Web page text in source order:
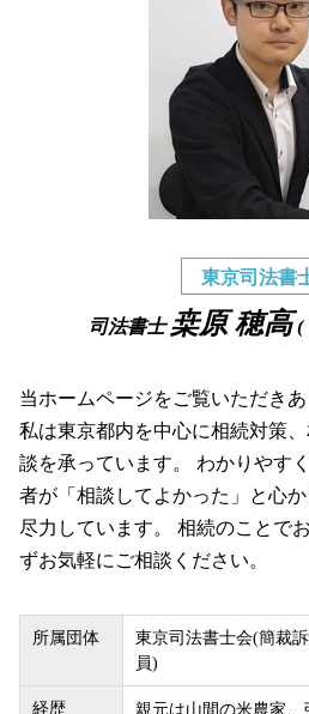
東京司法書
司法書士 桒原 穂高 (
当ホームページをご覧いただきあ
私は東京都内を中心に相続対策
談を承っています。 わかりやす
者が「相談してよかった」と心
尽力しています。 相続のことで
ずお気軽にご相談ください。
所属団体
東京司法書士会(簡裁
員)
経歴
親元は山間の米農家